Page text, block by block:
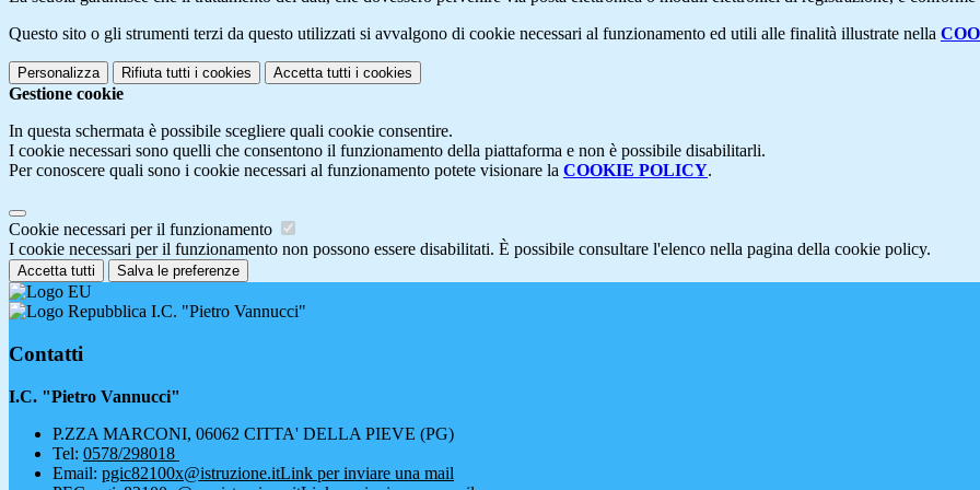
Questo sito o gli strumenti terzi da questo utilizzati si avvalgono di cookie necessari al funzionamento ed utili alle finalità illustrate nella
Personalizza Rifiuta tutti i cookies Accetta tutti i cookies
Gestione cookie
In questa schermata è possibile scegliere quali cookie consentire.
I cookie necessari sono quelli che consentono il funzionamento della piattaforma e non è possibile disabilitarli.
Per conoscere quali sono i cookie necessari al funzionamento potete visionare la COOKIE POLICY.
Cookie necessari per il funzionamento
I cookie necessari per il funzionamento non possono essere disabilitati. È possibile consultare l'elenco nella pagina della cookie policy.
Accetta tutti Salva le preferenze
I.C. "Pietro Vannucci"
Contatti
I.C. "Pietro Vannucci"
P.ZZA MARCONI, 06062 CITTA' DELLA PIEVE (PG)
Tel: 0578/298018
Email: pgic82100x@istruzione.itLink per inviare una mail